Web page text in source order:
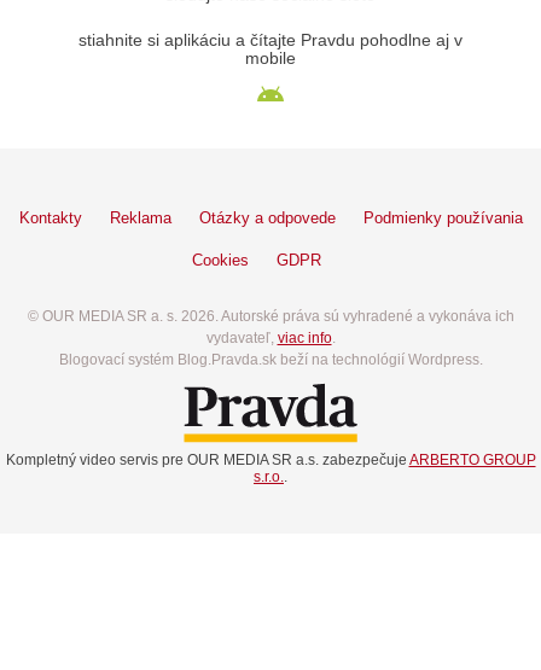
stiahnite si aplikáciu a čítajte Pravdu pohodlne aj v
mobile
Kontakty Reklama Otázky a odpovede Podmienky používania
Cookies GDPR
© OUR MEDIA SR a. s. 2026. Autorské práva sú vyhradené a vykonáva ich
vydavateľ, viac info.
Blogovací systém Blog.Pravda.sk beží na technológií Wordpress.
Kompletný video servis pre OUR MEDIA SR a.s. zabezpečuje ARBERTO GROUP
s.r.o..